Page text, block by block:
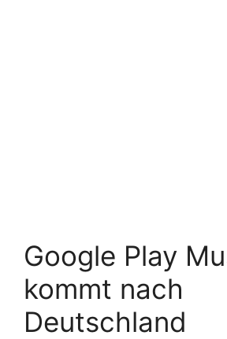
Google Play
kommt nach
Deutschland